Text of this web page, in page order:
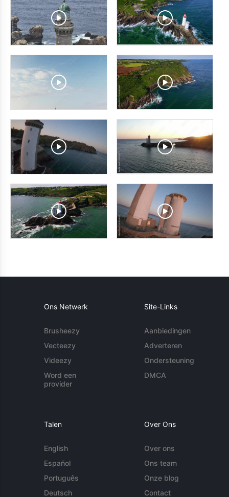
Ons Netwerk
Brusheezy
Vecteezy
Videezy
Word een
provider
Site-Links
Aanbiedingen
Adverteren
Ondersteuning
DMCA
Talen
English
Español
Português
Deutsch
Over Ons
Over ons
Ons team
Onze blog
Contact